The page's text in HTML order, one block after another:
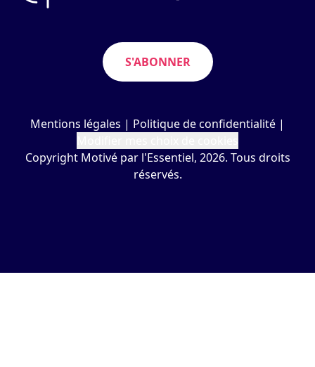
S'ABONNER
Mentions légales | Politique de confidentialité |
Copyright Motivé par l'Essentiel, 2026. Tous droits
réservés.